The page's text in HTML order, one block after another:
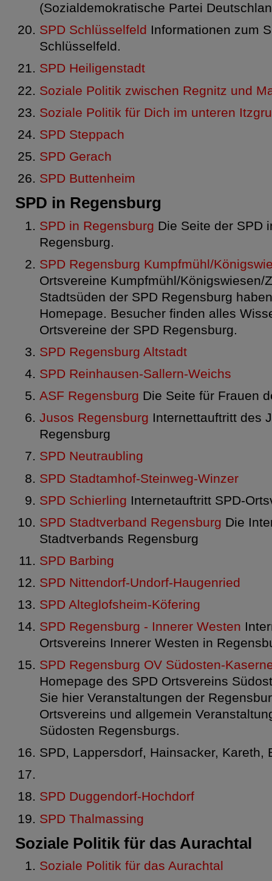
(Sozialdemokratische Partei
SPD Schlüsselfeld Informationen zum
Schlüsselfeld.
SPD Heiligenstadt
Soziale Politik zwischen Regnitz und
Soziale Politik für Dich im unteren
SPD Steppach
SPD Gerach
SPD Buttenheim
SPD in Regensburg
SPD in Regensburg Die Seite der SPD
Regensburg.
SPD Regensburg Kumpfmühl/
Ortsvereine Kumpfmühl/Königswiesen/
Stadtsüden der SPD Regensburg
Homepage. Besucher finden alles
Ortsvereine der SPD Regensburg.
SPD Regensburg Altstadt
SPD Reinhausen-Sallern-Weichs
ASF Regensburg Die Seite für Frauen
Jusos Regensburg Internettauftritt des
Regensburg
SPD Neutraubling
SPD Stadtamhof-Steinweg-Winzer
SPD Schierling Internetauftritt SPD-
SPD Stadtverband Regensburg Die
Stadtverbands Regensburg
SPD Barbing
SPD Nittendorf-Undorf-Haugenried
SPD Alteglofsheim-Köfering
SPD Regensburg - Innerer Westen
Ortsvereins Innerer Westen in
SPD Regensburg OV Südosten-
Homepage des SPD Ortsvereins
Sie hier Veranstaltungen der
Ortsvereins und allgemein
Südosten Regensburgs.
SPD, Lappersdorf, Hainsacker, Kareth,
SPD Duggendorf-Hochdorf
SPD Thalmassing
Soziale Politik für das Aurachtal
Soziale Politik für das Aurachtal